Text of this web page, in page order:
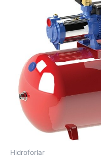
Hidroforlar